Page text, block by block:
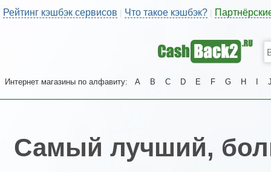
Рейтинг кэшбэк сервисов | Что такое кэшбэк?
Интернет магазины по алфавиту: A B C D E F G H
Самый лучший,